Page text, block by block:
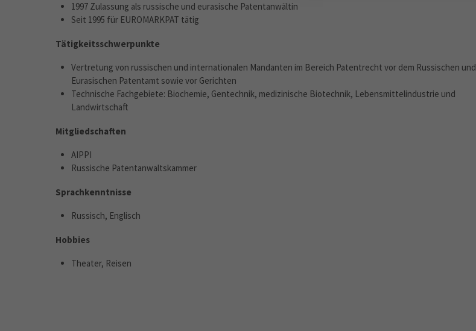
1997 Zulassung als russische und eurasische Patentanwältin
Seit 1995 für EUROMARKPAT tätig
Tätigkeitsschwerpunkte
Vertretung von russischen und internationalen Mandanten im Bereich Patentrecht vor dem Russischen und
Eurasischen Patentamt sowie vor Gerichten
Technische Fachgebiete: Biochemie, Gentechnik, medizinische Biotechnik, Lebensmittelindustrie und
Landwirtschaft
Mitgliedschaften
AIPPI
Russische Patentanwaltskammer
Sprachkenntnisse
Russisch, Englisch
Hobbies
Theater, Reisen